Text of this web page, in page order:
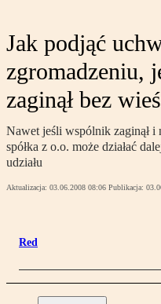
Jak podjąć
zgromadzeniu,
zaginął bez
Nawet jeśli wspólnik zaginął i
spółka z o.o. może działać
udziału
Aktualizacja: 03.06.2008 08:06 Publikacja:
Red